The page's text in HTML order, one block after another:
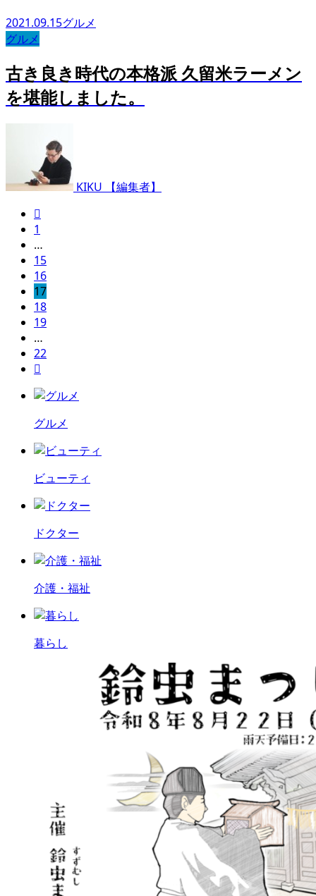
2021.09.15グルメ
グルメ
古き良き時代の本格派 久留米ラーメン
を堪能しました。
KIKU 【編集者】

1
…
15
16
17
18
19
…
22

グルメ
ビューティ
ドクター
介護・福祉
暮らし